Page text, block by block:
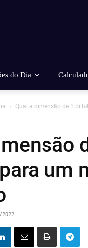
do Dia
Qual a dimensão de 1
um
2022